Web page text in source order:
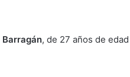
, de 27 años de